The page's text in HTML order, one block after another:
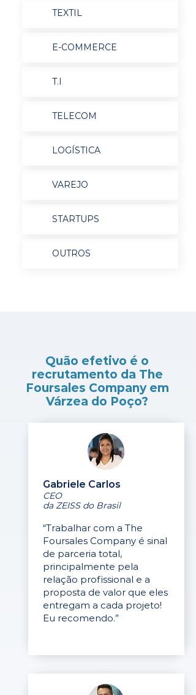
TEXTIL
E-COMMERCE
T.I
TELECOM
LOGÍSTICA
VAREJO
STARTUPS
OUTROS
Quão efetivo é o
recrutamento da The
Foursales Company em
Várzea do Poço?
Gabriele Carlos
CEO
da ZEISS do Brasil
“Trabalhar com a The
Foursales Company é sinal
de parceria total,
principalmente pela
relação profissional e a
proposta de valor que eles
entregam a cada projeto!
Eu recomendo.”